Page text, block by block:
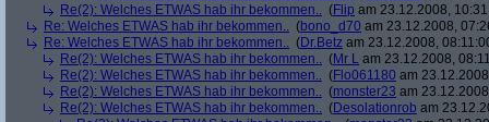
Re(2): Welches ETWAS hab ihr bekommen.. (Flip am 23.12.2008,
Re: Welches ETWAS hab ihr bekommen.. (bono_d70 am 23.12.2008,
Re: Welches ETWAS hab ihr bekommen.. (Dr.Betz am 23.12.2008,
Re(2): Welches ETWAS hab ihr bekommen.. (Mr L am 23.12.2008,
Re(2): Welches ETWAS hab ihr bekommen.. (Flo061180 am
Re(2): Welches ETWAS hab ihr bekommen.. (monster23 am
Re(2): Welches ETWAS hab ihr bekommen.. (Desolationrob am